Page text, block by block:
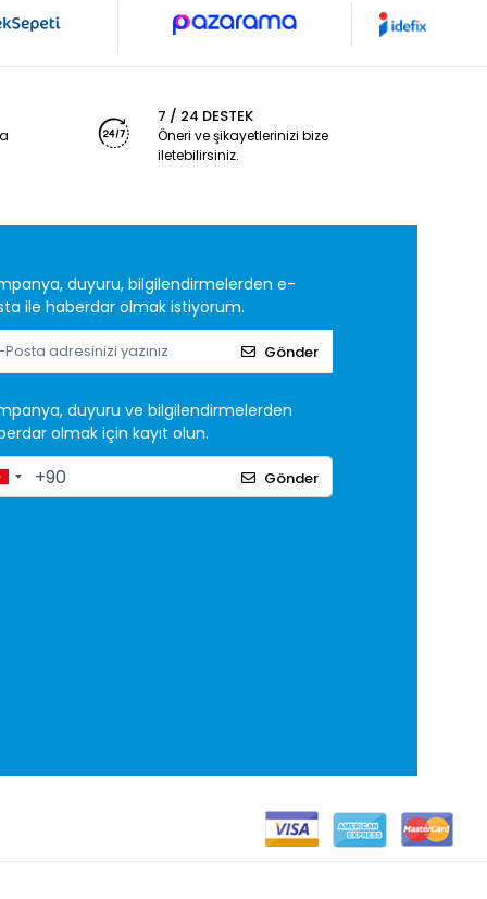
7 / 24 DESTEK
Öneri ve şikayetlerinizi bize
iletebilirsiniz.
duyuru, bilgilendirmelerden e-
ile haberdar olmak istiyorum.
Gönder
duyuru ve bilgilendirmelerden
olmak için kayıt olun.
Gönder